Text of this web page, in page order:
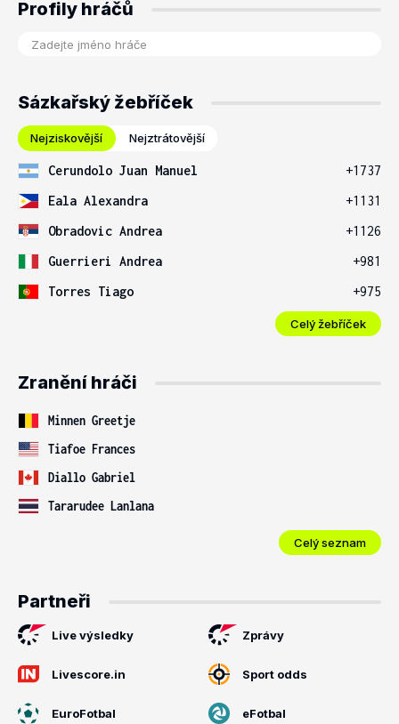
Profily hráčů
Sázkařský žebříček
Nejziskovější Nejztrátovější
Cerundolo Juan Manuel
+1737
Eala Alexandra
+1131
Obradovic Andrea
+1126
Guerrieri Andrea
+981
Torres Tiago
+975
Celý žebříček
Zranění hráči
Minnen Greetje
Tiafoe Frances
Diallo Gabriel
Tararudee Lanlana
Celý seznam
Partneři
Live výsledky Zprávy
Livescore.in Sport odds
EuroFotbal eFotbal